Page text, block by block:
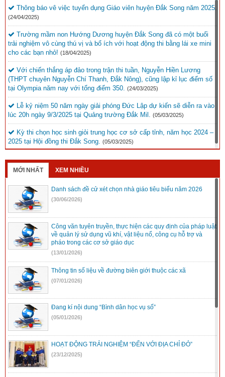
Thông báo vê việc tuyển dụng Giáo viên huyện Đắk Song năm 2025.
(24/04/2025)
Trường mầm non Hướng Dương huyện Đắk Song đã có một buổi
trải nghiệm vô cùng thú vị và bổ ích với hoạt động thi bằng lái xe mini
cho các bạn nhỏ! (18/04/2025)
Với chiến thắng áp đảo trong trận thi tuần, Nguyễn Hiền Lương
(THPT chuyên Nguyễn Chí Thanh, Đắk Nông), cũng lập kỉ lục điểm số
tại Olympia năm nay với tổng điểm 350. (24/03/2025)
Lễ kỷ niệm 50 năm ngày giải phóng Đức Lập dự kiến sẽ diễn ra vào
lúc 20h ngày 9/3/2025 tại Quảng trường Đắk Mil. (05/03/2025)
Kỳ thi chọn học sinh giỏi trung học cơ sở cấp tỉnh, năm học 2024 –
2025 tại Hội đồng thi Đắk Song. (05/03/2025)
MỚI NHẤT XEM NHIỀU
Danh sách đề cử xét chọn nhà giáo tiêu biểu năm 2026
(30/06/2026)
Công văn tuyên truyền, thực hiện các quy định của pháp luật
về quản lý sử dụng vũ khí, vật liệu nổ, công cụ hỗ trợ và
pháo trong các cơ sở giáo dục
(13/01/2026)
Thông tin số liệu về đường biên giới thuộc các xã
(07/01/2026)
Đang kí nội dung “Bình dân học vụ số”
(05/01/2026)
HOẠT ĐỘNG TRẢI NGHIỆM “ĐẾN VỚI ĐỊA CHỈ ĐỎ”
(23/12/2025)